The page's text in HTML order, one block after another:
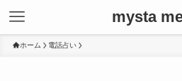
mysta
ホーム 電話占い